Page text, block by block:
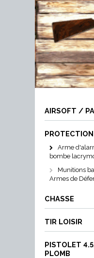
AIRSOFT /
Arme
bombe
Munitions
Armes de
CHASSE
TIR LOISIR
PISTOLET
PLOMB